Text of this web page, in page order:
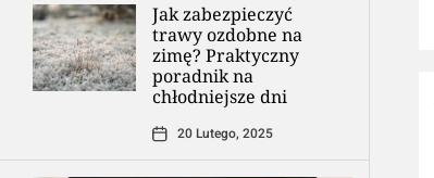
Jak zabezpieczyć
trawy ozdobne na
zimę? Praktyczny
poradnik na
chłodniejsze dni
20 Lutego, 2025